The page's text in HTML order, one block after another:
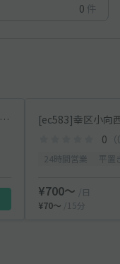
0 件
[0b163]幸区小向西町2丁目 個宅アキッパ駐車場
0
¥700〜
/日
¥70〜
/15分